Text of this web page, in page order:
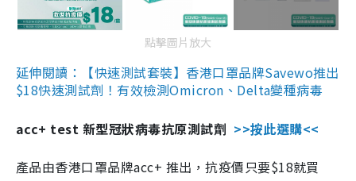
點擊圖片放大
延伸閱讀：【快速測試套裝】香港口罩品牌Savewo推出
$18快速測試劑！有效檢測Omicron、Delta變種病毒
acc+ test 新型冠狀病毒抗原測試劑 >>按此選購<<
產品由香港口罩品牌acc+ 推出，抗疫價只要$18就買